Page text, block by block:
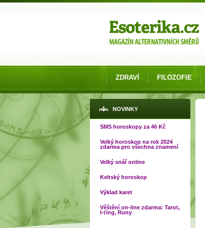
ZDRAVÍ FILOZOFIE
NOVINKY
SMS horoskopy za 46 Kč
Velký horoskop na rok 2024
zdarma pro všechna znamení
Velký snář online
Keltský horoskop
Výklad karet
Věštění on-line zdarma: Tarot,
I-ťing, Runy